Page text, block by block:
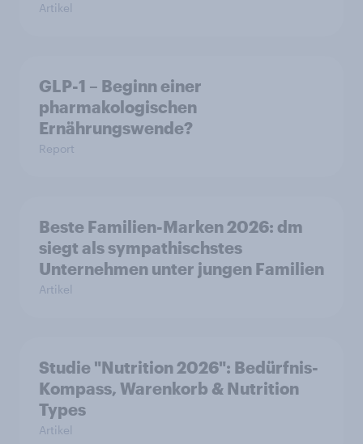
Artikel
GLP-1 – Beginn einer
pharmakologischen
Ernährungswende?
Report
Beste Familien-Marken 2026: dm
siegt als sympathischstes
Unternehmen unter jungen Familien
Artikel
Studie "Nutrition 2026": Bedürfnis-
Kompass, Warenkorb & Nutrition
Types
Artikel